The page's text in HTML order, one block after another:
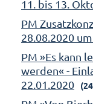
11. bis 13.
PM
28.08.2020
PM »Es kann
werden« -
22.01.2020